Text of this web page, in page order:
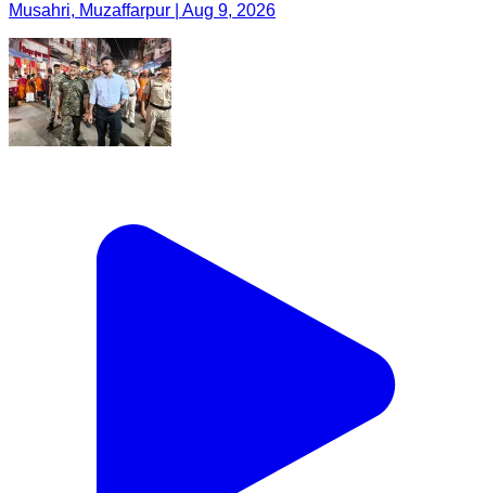
Musahri, Muzaffarpur | Aug 9, 2026